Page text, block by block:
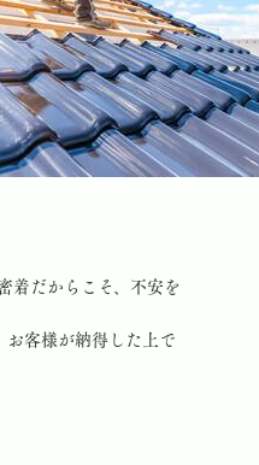
着だからこそ、不安を
お客様が納得した上で